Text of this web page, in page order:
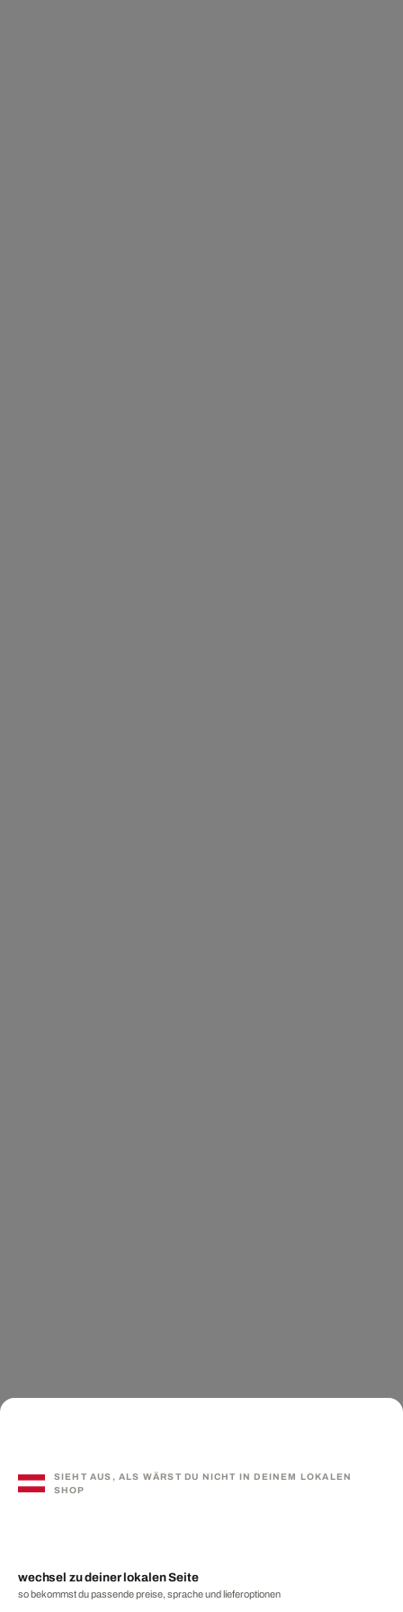
SIEHT AUS, ALS WÄRST DU NICHT IN DEINEM LOKALEN
SHOP
wechsel zu deiner lokalen Seite
so bekommst du passende preise, sprache und lieferoptionen